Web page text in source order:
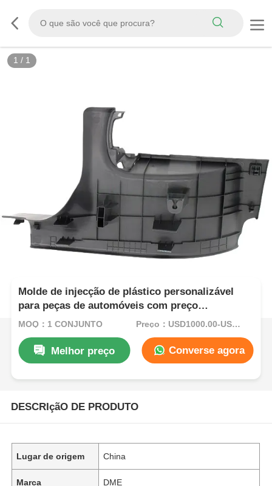
1 / 1
Molde de injecção de plástico personalizável
para peças de automóveis com preço
competitivo, fabricação rápida de moldes e
MOQ：1 CONJUNTO Preço：USD1000.00-USD5000.00
Melhor preço Converse agora
DESCRIçãO DE PRODUTO
Lugar de origem China
Marca DME